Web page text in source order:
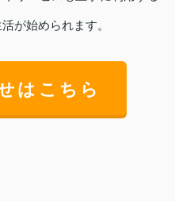
が始められます。
はこちら